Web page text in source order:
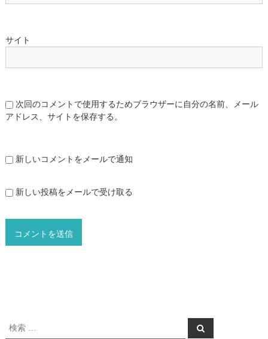
サイト
次回のコメントで使用するためブラウザーに自分の名前、メール
アドレス、サイトを保存する。
新しいコメントをメールで通知
新しい投稿をメールで受け取る
検
索
検
索